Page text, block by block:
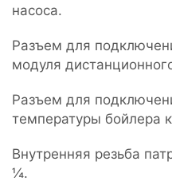
насоса.
Разъем для
модуля
Разъем для
температуры бойлера
Внутренняя резьба
¼.